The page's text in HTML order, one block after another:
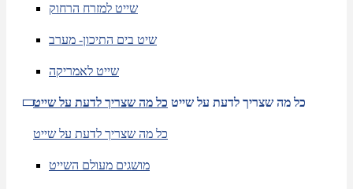
שייט למזרח הרחוק
שיט בים התיכון- מערב
שייט לאמריקה
כל מה שצריך לדעת על שייט כל מה שצריך לדעת על שייט
כל מה שצריך לדעת על שייט
מושגים מעולם השייט